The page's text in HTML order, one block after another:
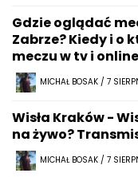
Gdzie oglądać
Zabrze? Kiedy i o
meczu w tv i
MICHAŁ BOSAK / 7
Wisła Kraków -
na żywo?
MICHAŁ BOSAK / 7